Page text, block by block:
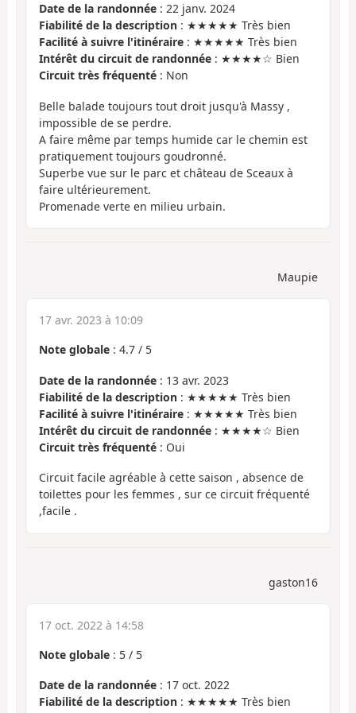
Date de la randonnée : 22 janv. 2024
Fiabilité de la description : ★★★★★ Très bien
Facilité à suivre l'itinéraire : ★★★★★ Très bien
Intérêt du circuit de randonnée : ★★★★☆ Bien
Circuit très fréquenté : Non
Belle balade toujours tout droit jusqu'à Massy ,
impossible de se perdre.
A faire même par temps humide car le chemin est
pratiquement toujours goudronné.
Superbe vue sur le parc et château de Sceaux à
faire ultérieurement.
Promenade verte en milieu urbain.
Maupie
17 avr. 2023 à 10:09
Note globale : 4.7 / 5
Date de la randonnée : 13 avr. 2023
Fiabilité de la description : ★★★★★ Très bien
Facilité à suivre l'itinéraire : ★★★★★ Très bien
Intérêt du circuit de randonnée : ★★★★☆ Bien
Circuit très fréquenté : Oui
Circuit facile agréable à cette saison , absence de
toilettes pour les femmes , sur ce circuit fréquenté
,facile .
gaston16
17 oct. 2022 à 14:58
Note globale : 5 / 5
Date de la randonnée : 17 oct. 2022
Fiabilité de la description : ★★★★★ Très bien